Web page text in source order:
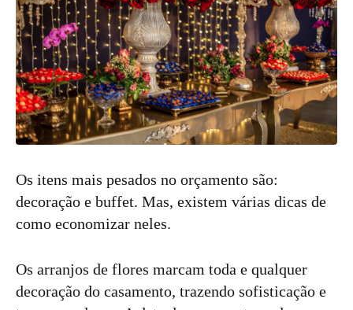
Os itens mais pesados no orçamento são:
decoração e buffet. Mas, existem várias dicas de
como economizar neles.
Os arranjos de flores marcam toda e qualquer
decoração do casamento, trazendo sofisticação e